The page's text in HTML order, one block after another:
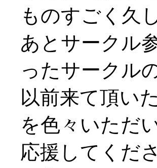
ものすごく久
あとサークル
ったサークル
以前来て頂い
を色々いただ
応援してくだ